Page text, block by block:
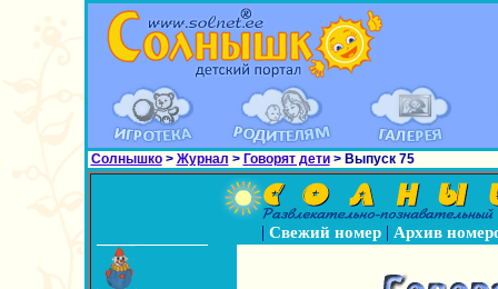
Солнышко> Журнал > Говорят дети> Выпуск 75
| Свежий номер| Архив